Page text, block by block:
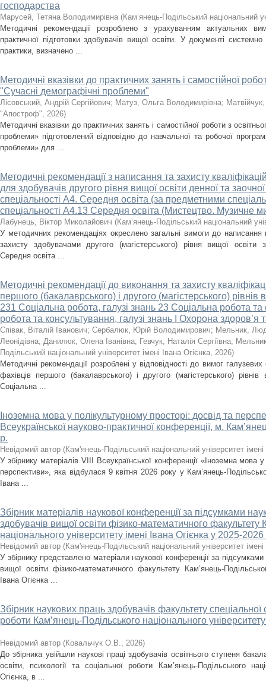
господарства
Марусей, Тетяна Володимирівна (Кам’янець-Подільський національний
Методичні рекомендації розроблено з урахуванням актуальних
практичної підготовки здобувачів вищої освіти. У документі
практики, визначено ...
Методичні вказівки до практичних занять і самостійної
"Сучасні демографічні проблеми"
Лісовський, Андрій Сергійович; Матуз, Ольга Володимирівна;
"Апостроф", 2026)
Методичні вказівки до практичних занять і самостійної роботи з
проблеми» підготовлений відповідно до навчальної та робочої
проблеми» для ...
Методичні рекомендації з написання та захисту
для здобувачів другого рівня вищої освіти денної та
спеціальності А4. Середня освіта (за предметними
спеціальності А4.13 Середня освіта (Мистецтво. Музичне
Лабунець, Віктор Миколайович (Кам’янець-Подільський національний
У методичних рекомендаціях окреслено загальні вимоги до написання
захисту здобувачами другого (магістерського) рівня вищої освіти
Середня освіта ...
Методичні рекомендації до виконання та захисту
першого (бакалаврського) і другого (магістерського) рівнів
231 Соціальна робота, галузі знань 23 Соціальна робота та
робота та консультування, галузі знань І Охорона здоров’я
Співак, Віталій Іванович; Сербалюк, Юрій Володимирович; Мельник,
Леонідівна; Данилюк, Олена Іванівна; Гевчук, Наталія Сергіївна;
Подільський національний університет імені Івана Огієнка, 2026)
Методичні рекомендації розроблені у відповідності до вимог
фахівців першого (бакалаврського) і другого (магістерського)
Соціальна ...
Іноземна мова у полікультурному просторі: досвід та
Всеукраїнської науково-практичної конференції, м.
р.
Невідомий автор (Кам'янець-Подільський національний університет імені
У збірнику матеріалів VІІІ Всеукраїнської конференції «Іноземна мова
перспективи», яка відбулася 9 квітня 2026 року у Кам’янець-
Івана ...
Збірник матеріалів наукової конференції за підсумками
здобувачів вищої освіти фізико-математичного факультету
національного університету імені Івана Огієнка у 2025-
Невідомий автор (Кам'янець-Подільський національний університет імені
У збірнику представлено матеріали наукової конференції за
вищої освіти фізико-математичного факультету Кам’янець-
Івана Огієнка ...
Збірник наукових праць здобувачів факультету спеціальної
роботи Кам’янець-Подільського національного
Невідомий автор (Ковальчук О.В., 2026)
До збірника увійшли наукові праці здобувачів освітнього ступеня
освіти, психології та соціальної роботи Кам’янець-Подільського
Огієнка, в ...